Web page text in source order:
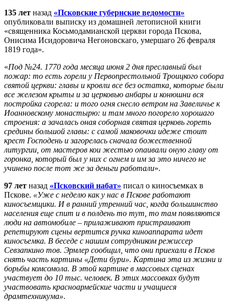
135 лет назад «Псковские губернские ведомости»
опубликовали выписку из домашней летописной книги
«священника Косьмодамианской церкви города Пскова,
Онисима Исидоровича Негоновскаго, умершаго 26 февраля
1819 года».
«Под №24. 1770 года месяца июня 2 дня преславный был
пожар: то есть горели у Первопрестольной Троицкого собора
святой церкви: главы и кровли все без остатка, которые были
все железом крыты и за церковью анбары и конюшни вся
постройка сгорела: и того огня снесло ветром на Завеличье к
Иоанновскому монастырю: и там много погорело хорошаго
строения: а зачалась оная соборная святая церковь гореть
средины большой главы: с самой маковочки идеже стоит
крест Господень и загорелась сначала божественной
литургии, от мастеров кои жестью опаивали оную главу от
горонка, который был у них с огнем и им за это ничего не
учинено после тот же за деньги работали».
97 лет назад «Псковский набат» писал о киносъемках в
Пскове. «Уже с неделю как у нас в Пскове работают
киносъемщики. И в ранний утренний час, когда большинство
населения еще спит и в полдень то тут, то там появляются
люди на автомобиле – прилаживают пристраивают
репетируют сцены вертится ручка киноаппарата идет
киносъемка. В беседе с нашим сотрудником режиссер
Севзапкино тов. Эрмлер сообщил, что они приехали в Псков
снять часть картины «Дети бури». Картина эта из жизни и
борьбы комсомола. В этой картине в массовых сценах
участвует до 10 тыс. человек. В этих массовках будут
участвовать красноармейские части и учащиеся
драмтехникума».